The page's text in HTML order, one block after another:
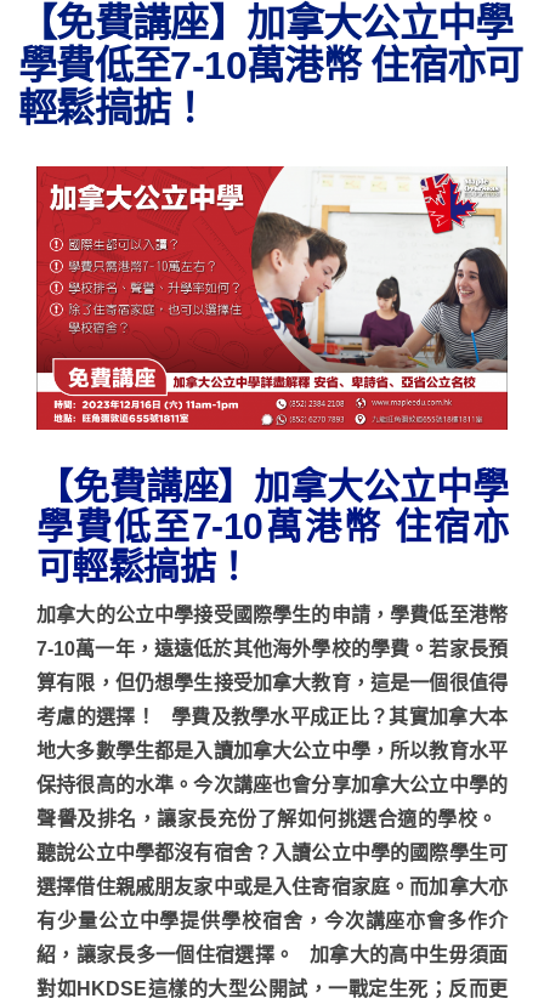
【免費講座】加拿大公立中學
學費低至7-10萬港幣 住宿亦可
輕鬆搞掂！
【免費講座】加拿大公立中學
學費低至7-10萬港幣 住宿亦
可輕鬆搞掂！
加拿大的公立中學接受國際學生的申請，學費低至港幣
7-10萬一年，遠遠低於其他海外學校的學費。若家長預
算有限，但仍想學生接受加拿大教育，這是一個很值得
考慮的選擇！ 學費及教學水平成正比？其實加拿大本
地大多數學生都是入讀加拿大公立中學，所以教育水平
保持很高的水準。今次講座也會分享加拿大公立中學的
聲譽及排名，讓家長充份了解如何挑選合適的學校。
聽說公立中學都沒有宿舍？入讀公立中學的國際學生可
選擇借住親戚朋友家中或是入住寄宿家庭。而加拿大亦
有少量公立中學提供學校宿舍，今次講座亦會多作介
紹，讓家長多一個住宿選擇。
加拿大的高中生毋須面
對如HKDSE這樣的大型公開試，一戰定生死；反而更